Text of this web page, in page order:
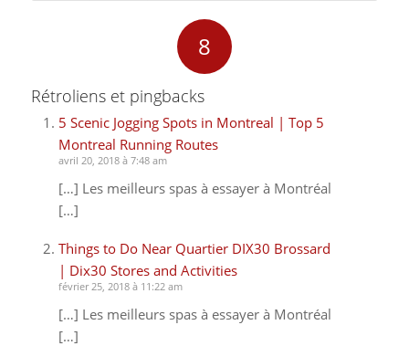
8
Rétroliens et pingbacks
5 Scenic Jogging Spots in Montreal | Top 5
Montreal Running Routes
avril 20, 2018 à 7:48 am
[…] Les meilleurs spas à essayer à Montréal
[…]
Things to Do Near Quartier DIX30 Brossard
| Dix30 Stores and Activities
février 25, 2018 à 11:22 am
[…] Les meilleurs spas à essayer à Montréal
[…]